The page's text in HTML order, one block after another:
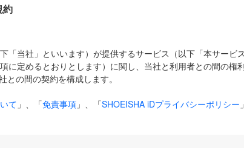
約
「当社」といいます）が提供するサービス（以下「本サービ
に定めるとおりとします）に関し、当社と利用者との間の権
の間の契約を構成します。
て 」、「免責事項 」、「SHOEISHA iDプライバシーポリシー